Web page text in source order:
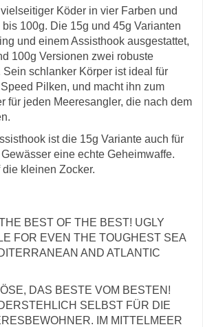
Köder in vier Farben und
100g. Die 15g und 45g Varianten
und einem Assisthook ausgestattet,
100g Versionen zwei robuste
schlanker Körper ist ideal für
Pilken, und macht ihn zum
für jeden Meeresangler, die nach dem
ist die 15g Variante auch für
eine echte Geheimwaffe.
kleinen Zocker.
BEST OF THE BEST! UGLY
FOR EVEN THE TOUGHEST SEA
AND ATLANTIC
DAS BESTE VOM BESTEN!
SELBST FÜR DIE
IM MITTELMEER